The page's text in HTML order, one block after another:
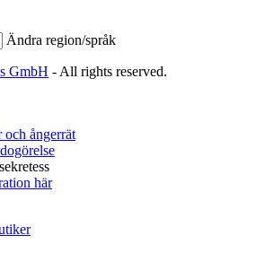
Ändra region/språk
GmbH - All rights reserved.
ångerrät
här